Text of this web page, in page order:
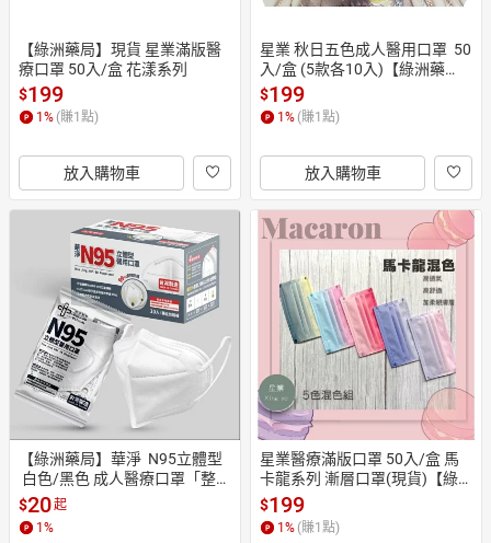
【綠洲藥局】現貨 星業滿版醫
療口罩 50入/盒 花漾系列
$199
1 % (賺1 點)
放入購物車
星業 秋日五色成人醫用口罩  50
入/盒 (5款各10入)【綠洲藥
局】
$199
1 % (賺1 點)
放入購物車
【綠洲藥局】華淨  N95立體型
白色/黑色 成人醫療口罩「整盒
裝25片」「單片入」
$20起
1%
星業醫療滿版口罩 50入/盒 馬
卡龍系列 漸層口罩(現貨)【綠
洲藥局】
$199
1% (賺1點)